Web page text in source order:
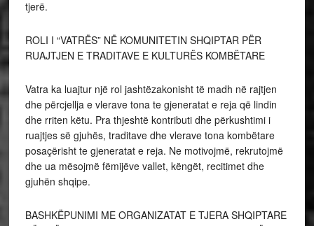
tjerë.
ROLI I “VATRËS” NË KOMUNITETIN SHQIPTAR PËR
RUAJTJEN E TRADITAVE E KULTURËS KOMBËTARE
Vatra ka luajtur një rol jashtëzakonisht të madh në rajtjen
dhe përcjellja e vlerave tona te gjeneratat e reja që lindin
dhe rriten këtu. Pra thjeshtë kontributi dhe përkushtimi i
ruajtjes së gjuhës, traditave dhe vlerave tona kombëtare
posaçërisht te gjeneratat e reja. Ne motivojmë, rekrutojmë
dhe ua mësojmë fëmijëve vallet, këngët, recitimet dhe
gjuhën shqipe.
BASHKËPUNIMI ME ORGANIZATAT E TJERA SHQIPTARE